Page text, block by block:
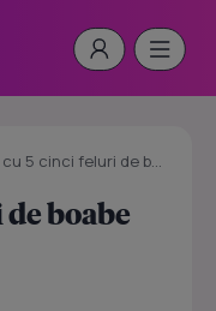
5 cinci feluri de boabe
boabe